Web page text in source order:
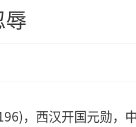
，西汉开国元勋，